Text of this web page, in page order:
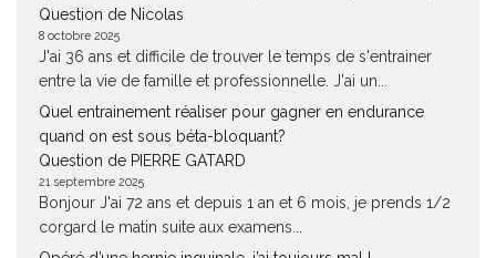
Question de Nicolas
8 octobre 2025
J'ai 36 ans et difficile de trouver le temps de s'entrainer
entre la vie de famille et professionnelle. J'ai un...
Quel entrainement réaliser pour gagner en endurance
quand on est sous béta-bloquant?
Question de PIERRE GATARD
21 septembre 2025
Bonjour J'ai 72 ans et depuis 1 an et 6 mois, je prends 1/2
corgard le matin suite aux examens...